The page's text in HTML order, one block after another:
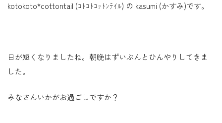
kotokoto*cottontail (ｺﾄｺﾄｺｯﾄﾝﾃｲﾙ) の kasumi (かすみ)です。
日が短くなりましたね。朝晩はずいぶんとひんやりしてきま
した。
みなさんいかがお過ごしですか？